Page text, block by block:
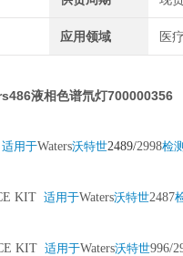
应用领域 医
液相色谱氘灯700000356
适用于Waters沃特世2489/2998检
KIT 适用于Waters沃特世2487
KIT 适用于Waters沃特世996/